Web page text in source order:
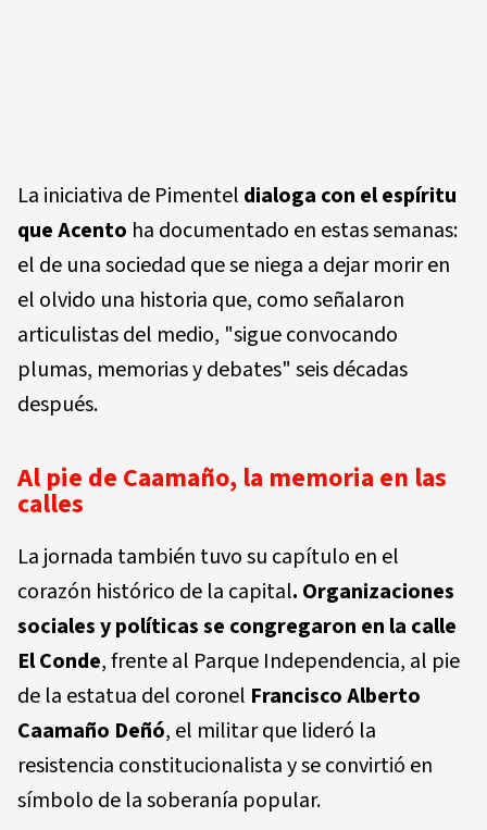
La iniciativa de Pimentel dialoga con el espíritu
que Acento ha documentado en estas semanas:
el de una sociedad que se niega a dejar morir en
el olvido una historia que, como señalaron
articulistas del medio, "sigue convocando
plumas, memorias y debates" seis décadas
después.
Al pie de Caamaño, la memoria en las
calles
La jornada también tuvo su capítulo en el
corazón histórico de la capital. Organizaciones
sociales y políticas se congregaron en la calle
El Conde, frente al Parque Independencia, al pie
de la estatua del coronel Francisco Alberto
Caamaño Deñó, el militar que lideró la
resistencia constitucionalista y se convirtió en
símbolo de la soberanía popular.